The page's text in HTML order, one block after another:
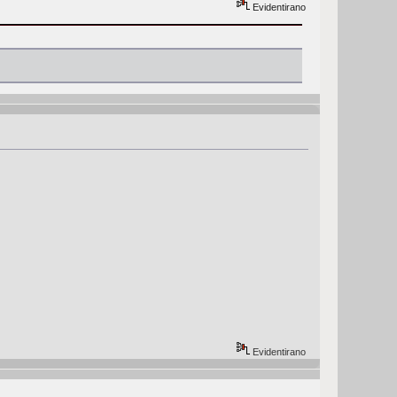
Evidentirano
Evidentirano